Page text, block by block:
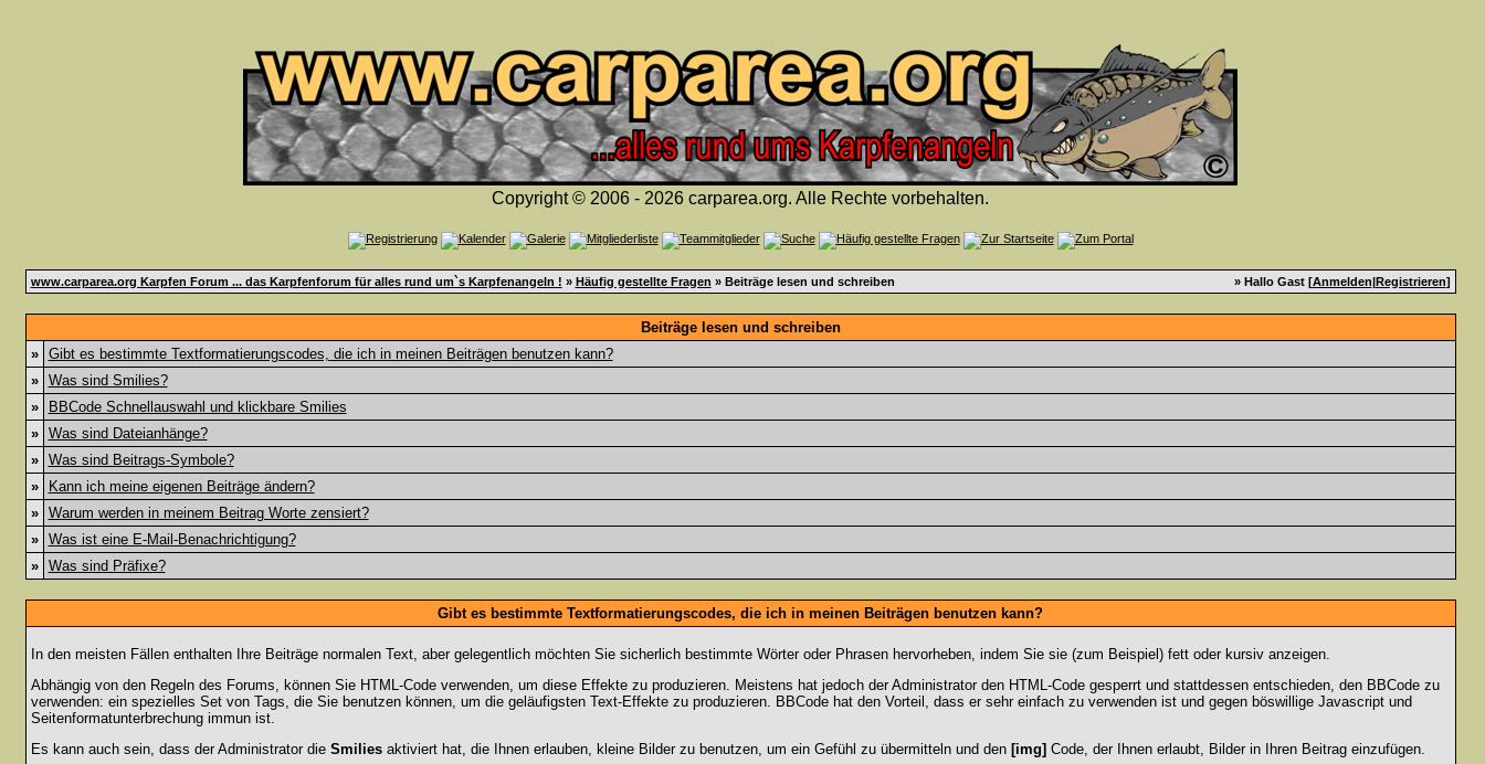
Copyright © 2006 - 2026 carparea.org. Alle Rechte vorbehalten.
www.carparea.org Karpfen Forum ... das Karpfenforum für alles rund um`s Karpfenangeln ! » Häufig gestellte Fragen » Beiträge lesen und schreiben » Hallo Gast [Anmelden|Registrieren]
Beiträge lesen und schreiben
»
Gibt es bestimmte Textformatierungscodes, die ich in meinen Beiträgen benutzen kann?
»
Was sind Smilies?
»
BBCode Schnellauswahl und klickbare Smilies
»
Was sind Dateianhänge?
»
Was sind Beitrags-Symbole?
»
Kann ich meine eigenen Beiträge ändern?
»
Warum werden in meinem Beitrag Worte zensiert?
»
Was ist eine E-Mail-Benachrichtigung?
»
Was sind Präfixe?
Gibt es bestimmte Textformatierungscodes, die ich in meinen Beiträgen benutzen kann?
In den meisten Fällen enthalten Ihre Beiträge normalen Text, aber gelegentlich möchten Sie sicherlich bestimmte Wörter oder Phrasen hervorheben, indem Sie sie (zum Beispiel) fett oder kursiv anzeigen.
Abhängig von den Regeln des Forums, können Sie HTML-Code verwenden, um diese Effekte zu produzieren. Meistens hat jedoch der Administrator den HTML-Code gesperrt und stattdessen entschieden, den BBCode zu
verwenden: ein spezielles Set von Tags, die Sie benutzen können, um die geläufigsten Text-Effekte zu produzieren. BBCode hat den Vorteil, dass er sehr einfach zu verwenden ist und gegen böswillige Javascript und
Seitenformatunterbrechung immun ist.
Es kann auch sein, dass der Administrator die Smiliesaktiviert hat, die Ihnen erlauben, kleine Bilder zu benutzen, um ein Gefühl zu übermitteln und den [img] Code, der Ihnen erlaubt, Bilder in Ihren Beitrag einzufügen.